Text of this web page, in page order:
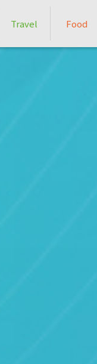
Travel Food